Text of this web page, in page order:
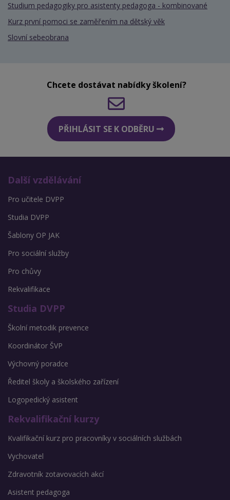
Studium pedagogiky pro asistenty pedagoga - kombinované
Kurz první pomoci se zaměřením na dětský věk
Slovní sebeobrana
Chcete dostávat nabídky školení?
PŘIHLÁSIT SE K ODBĚRU
Další vzdělávání
Pro učitele DVPP
Studia DVPP
Šablony OP JAK
Pro sociální služby
Pro chůvy
Rekvalifikace
Studia DVPP
Školní metodik prevence
Koordinátor ŠVP
Výchovný poradce
Ředitel školy a školského zařízení
Logopedický asistent
Rekvalifikační kurzy
Kvalifikační kurz pro pracovníky v sociálních službách
Vychovatel
Zdravotník zotavovacích akcí
Asistent pedagoga